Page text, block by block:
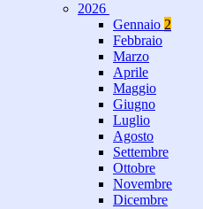
2026
Gennaio 2
Febbraio
Marzo
Aprile
Maggio
Giugno
Luglio
Agosto
Settembre
Ottobre
Novembre
Dicembre